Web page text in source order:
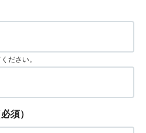
ださい。
必須）